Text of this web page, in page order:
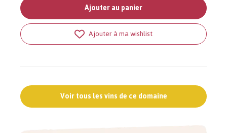
Ajouter au panier
Ajouter à ma wishlist
Voir tous les vins de ce domaine